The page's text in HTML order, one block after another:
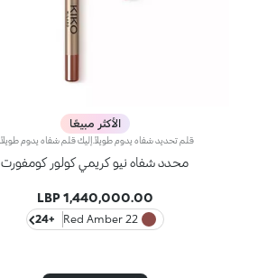
الأكثر مبيعًا
قلم تحديد شفاه يدوم طويلاً.إليك قلم شفاه يدوم طويلاً بألوان غنية يُحدّد أطراف شفتيك بدقة،ويمتاز بتركيبة سلسة تنساب على البشرة وتتغلغل فيها بسلاسة. ويُعدّ هذا المنتج مقاوماً للسيلان والماء، كما يُعزّز ثبات أحمر الشفاه من دون تلطّخ.منتج مُختبر من قبل أطباء الجلد.لا يؤدّي إلى ظهور الرؤوس السوداء.
محدد شفاه نيو كريمي كولور كومفورت
1,440,000.00 LBP
22 Red Amber
+24